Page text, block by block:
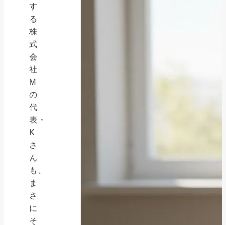
す
る
株
式
会
社
M
の
代
表・
K
さ
ん
も、
ま
さ
に
そ